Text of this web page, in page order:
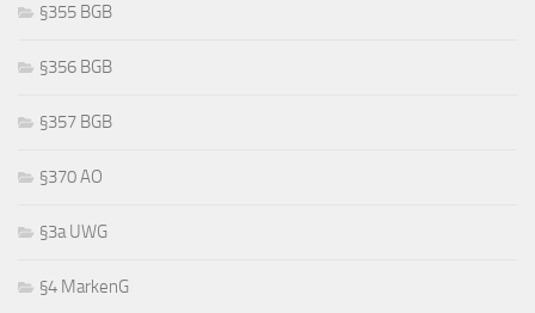
§355 BGB
§356 BGB
§357 BGB
§370 AO
§3a UWG
§4 MarkenG